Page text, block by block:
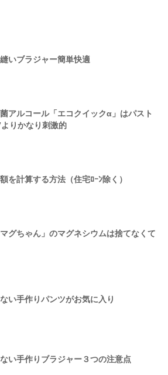
いブラジャー簡単快適
アルコール「エコクイックα」はパスト
よりかなり刺激的
を計算する方法（住宅ﾛｰﾝ除く）
マグちゃん」のマグネシウムは捨てなくて
い手作りパンツがお気に入り
い手作りブラジャー３つの注意点